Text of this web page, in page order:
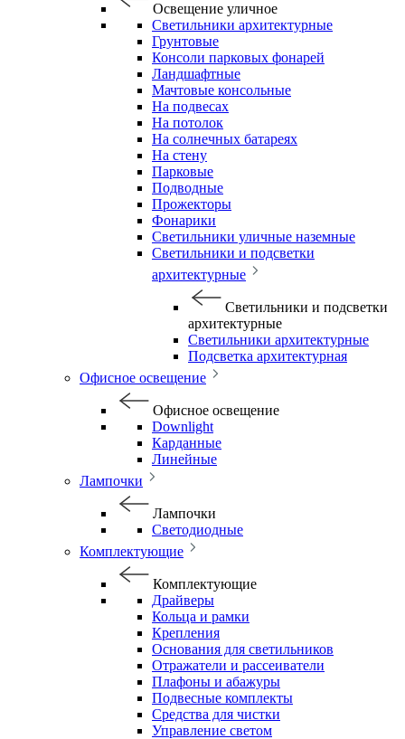
Освещение уличное
Светильники архитектурные
Грунтовые
Консоли парковых фонарей
Ландшафтные
Мачтовые консольные
На подвесах
На потолок
На солнечных батареях
На стену
Парковые
Подводные
Прожекторы
Фонарики
Светильники уличные наземные
Светильники и подсветки
архитектурные
Светильники и подсветки
архитектурные
Светильники архитектурные
Подсветка архитектурная
Офисное освещение
Офисное освещение
Downlight
Карданные
Линейные
Лампочки
Лампочки
Светодиодные
Комплектующие
Комплектующие
Драйверы
Кольца и рамки
Крепления
Основания для светильников
Отражатели и рассеиватели
Плафоны и абажуры
Подвесные комплекты
Средства для чистки
Управление светом